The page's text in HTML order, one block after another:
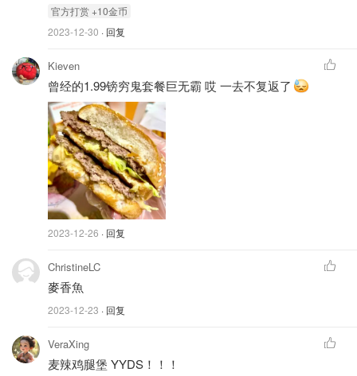
官⽅打赏 +10⾦币
2023-12-30 · 回复
Kieven
曾经的1.99镑穷鬼套餐巨无霸 哎 一去不复返了
2023-12-26 · 回复
ChristineLC
麥香魚
2023-12-23 · 回复
VeraXing
麦辣鸡腿堡 YYDS！！！